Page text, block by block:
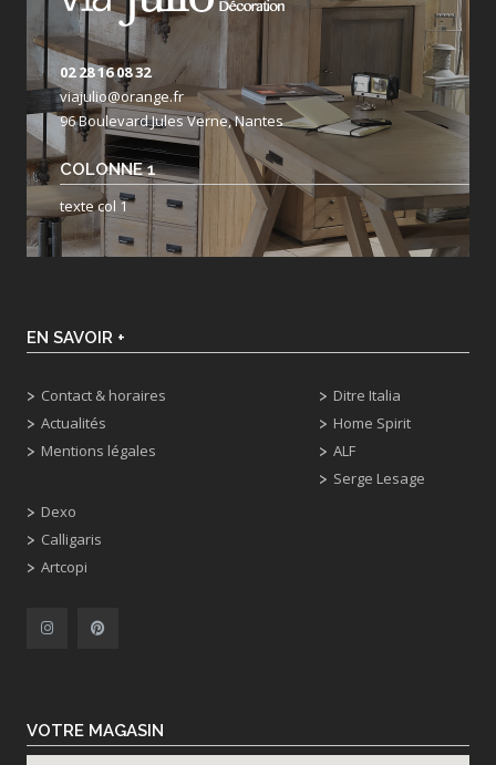
02 28 16 08 32
viajulio@orange.fr
96 Boulevard Jules Verne, Nantes
COLONNE 1
texte col 1
EN SAVOIR +
Contact & horaires
Actualités
Mentions légales
Dexo
Calligaris
Artcopi
Ditre Italia
Home Spirit
ALF
Serge Lesage
VOTRE MAGASIN